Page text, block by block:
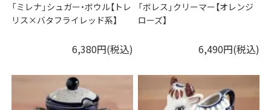
「ミレナ」シュガー・ボウル【トレ
リス×バタフライレッド系】
6,380円(税込)
「ボレス」クリーマー【オレンジ
ローズ】
6,490円(税込)